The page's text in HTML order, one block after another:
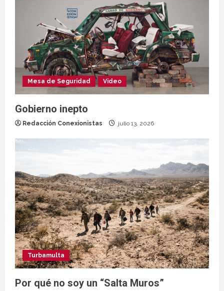
Mesa de Seguridad Video
Gobierno inepto
Redacción Conexionistas julio 13, 2026
Turbamulta
Por qué no soy un “Salta Muros”